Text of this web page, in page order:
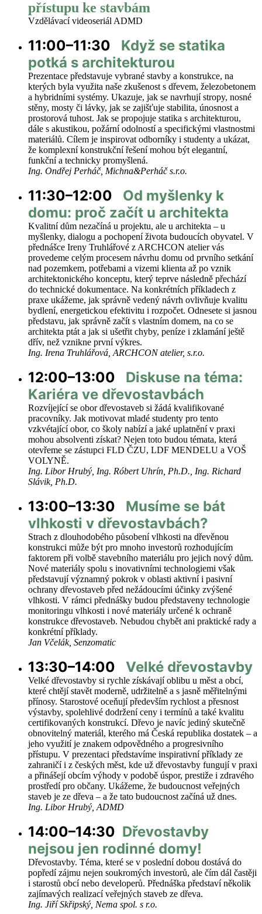
přístupu ke stavbám
Vzdělávací videoseriál ADMD
11:00–11:30 Když se statika
potká s architekturou
Prezentace představuje vybrané stavby a konstrukce, na
kterých byla využita naše zkušenost s dřevem, železobetonem
a hybridními systémy. Ukazuje, jak se navrhují stropy, nosné
stěny, mosty či lávky, jak se zajišťuje stabilita, únosnost a
prostorová tuhost. Jak se propojuje statika s architekturou,
dále s akustikou, požární odolností a specifickými vlastnostmi
materiálů. Cílem je inspirovat odborníky i studenty a ukázat,
že komplexní konstrukční řešení mohou být elegantní,
funkční a technicky promyšlená.
Ing. Ondřej Perháč, Michna&Perháč s.r.o.
11:30–12:00 Od myšlenky k
domu: proč začít u architekta
Kvalitní dům nezačíná u projektu, ale u architekta – u
myšlenky, dialogu a pochopení života budoucích obyvatel. V
přednášce Ireny Truhlářové z ARCHCON atelier vás
provedeme celým procesem návrhu domu od prvního setkání
nad pozemkem, potřebami a vizemi klienta až po vznik
architektonického konceptu, který teprve následně přechází
do technické dokumentace. Na konkrétních příkladech z
praxe ukážeme, jak správně vedený návrh ovlivňuje kvalitu
bydlení, energetickou efektivitu i rozpočet. Odnesete si jasnou
představu, jak správně začít s vlastním domem, na co se
architekta ptát a jak si ušetřit chyby, peníze i zklamání ještě
dřív, než vznikne první výkres.
Ing. Irena Truhlářová, ARCHCON atelier, s.r.o.
12:00–13:00
Diskuse na téma:
Kariéra ve dřevostavbách
Rozvíjející se obor dřevostaveb si žádá kvalifikované
pracovníky. Jak motivovat mladé studenty pro tento
vzkvétající obor, co školy nabízí a jaké uplatnění v praxi
mohou absolventi získat? Nejen toto budou témata, která
otevřeme se zástupci FLD ČZU, LDF MENDELU a VOŠ
VOLYNĚ.
Ing. Libor Hrubý, Ing. Róbert Uhrín, Ph.D., Ing. Richard
Slávik, Ph.D.
13:00–13:30 Musíme se bát
vlhkosti v dřevostavbách?
Strach z dlouhodobého působení vlhkosti na dřevěnou
konstrukci může být pro mnoho investorů rozhodujícím
faktorem při volbě stavebního materiálu pro jejich nový dům.
Nové materiály spolu s inovativními technologiemi však
představují významný pokrok v oblasti aktivní i pasivní
ochrany dřevostaveb před nežádoucími účinky zvýšené
vlhkosti. V rámci přednášky budou představeny technologie
monitoringu vlhkosti i nové materiály určené k ochraně
konstrukce dřevostaveb. Nebudou chybět ani praktické rady a
konkrétní příklady.
Jan Včelák, Senzomatic
13:30–14:00 Velké dřevostavby
Velké dřevostavby si rychle získávají oblibu u měst a obcí,
které chtějí stavět moderně, udržitelně a s jasně měřitelnými
přínosy. Starostové oceňují především rychlost a přesnost
výstavby, spolehlivé dodržení ceny i termínů a také kvalitu
certifikovaných konstrukcí. Dřevo je navíc jediný skutečně
obnovitelný materiál, kterého má Česká republika dostatek – a
jeho využití je znakem odpovědného a progresivního
přístupu. V prezentaci představíme inspirativní příklady ze
zahraničí i z českých měst, kde už dřevostavby fungují v praxi
a přinášejí obcím výhody v podobě úspor, prestiže i zdravého
prostředí pro občany. Ukážeme, že budoucnost veřejných
staveb je ze dřeva – a že tato budoucnost začíná už dnes.
Ing. Libor Hrubý, ADMD
14:00–14:30 Dřevostavby
nejsou jen rodinné domy!
Dřevostavby. Téma, které se v poslední dobou dostává do
popředí zájmu nejen soukromých investorů, ale čím dál častěji
i starostů obcí nebo developerů. Přednáška představí několik
zajímavých realizací veřejných staveb ze dřeva.
Ing. Jiří Skřipský, Nema spol. s r.o.